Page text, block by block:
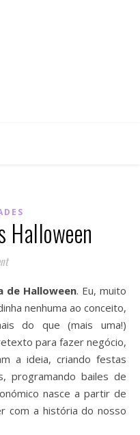
Halloween
de Halloween. Eu, muito
nenhuma ao conceito,
do que (mais uma!)
para fazer negócio,
a ideia, criando festas
programando bailes de
nasce a partir de
com a história do nosso